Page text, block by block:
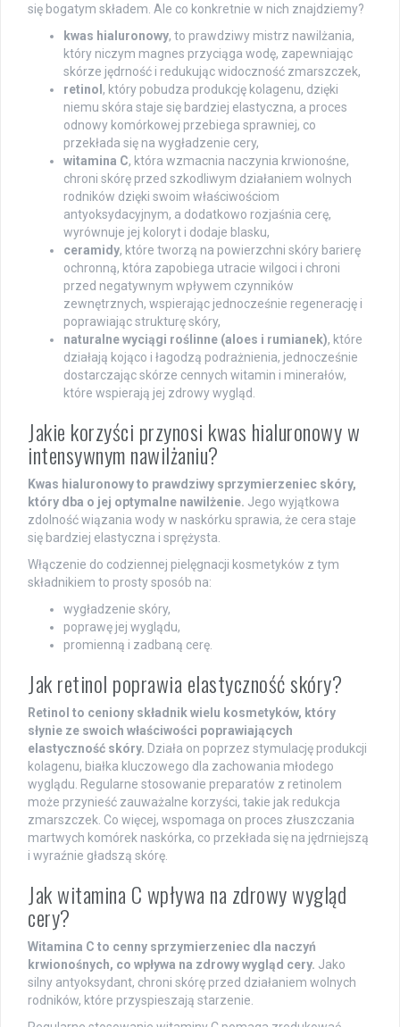
się bogatym składem. Ale co konkretnie w nich znajdziemy?
kwas hialuronowy, to prawdziwy mistrz nawilżania,
który niczym magnes przyciąga wodę, zapewniając
skórze jędrność i redukując widoczność zmarszczek,
retinol, który pobudza produkcję kolagenu, dzięki
niemu skóra staje się bardziej elastyczna, a proces
odnowy komórkowej przebiega sprawniej, co
przekłada się na wygładzenie cery,
witamina C, która wzmacnia naczynia krwionośne,
chroni skórę przed szkodliwym działaniem wolnych
rodników dzięki swoim właściwościom
antyoksydacyjnym, a dodatkowo rozjaśnia cerę,
wyrównuje jej koloryt i dodaje blasku,
ceramidy, które tworzą na powierzchni skóry barierę
ochronną, która zapobiega utracie wilgoci i chroni
przed negatywnym wpływem czynników
zewnętrznych, wspierając jednocześnie regenerację i
poprawiając strukturę skóry,
naturalne wyciągi roślinne (aloes i rumianek), które
działają kojąco i łagodzą podrażnienia, jednocześnie
dostarczając skórze cennych witamin i minerałów,
które wspierają jej zdrowy wygląd.
Jakie korzyści przynosi kwas hialuronowy w
intensywnym nawilżaniu?
Kwas hialuronowy to prawdziwy sprzymierzeniec skóry,
który dba o jej optymalne nawilżenie. Jego wyjątkowa
zdolność wiązania wody w naskórku sprawia, że cera staje
się bardziej elastyczna i sprężysta.
Włączenie do codziennej pielęgnacji kosmetyków z tym
składnikiem to prosty sposób na:
wygładzenie skóry,
poprawę jej wyglądu,
promienną i zadbaną cerę.
Jak retinol poprawia elastyczność skóry?
Retinol to ceniony składnik wielu kosmetyków, który
słynie ze swoich właściwości poprawiających
elastyczność skóry. Działa on poprzez stymulację produkcji
kolagenu, białka kluczowego dla zachowania młodego
wyglądu. Regularne stosowanie preparatów z retinolem
może przynieść zauważalne korzyści, takie jak redukcja
zmarszczek. Co więcej, wspomaga on proces złuszczania
martwych komórek naskórka, co przekłada się na jędrniejszą
i wyraźnie gładszą skórę.
Jak witamina C wpływa na zdrowy wygląd
cery?
Witamina C to cenny sprzymierzeniec dla naczyń
krwionośnych, co wpływa na zdrowy wygląd cery. Jako
silny antyoksydant, chroni skórę przed działaniem wolnych
rodników, które przyspieszają starzenie.